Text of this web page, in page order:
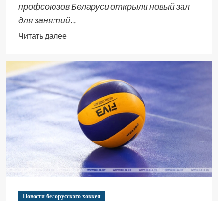
профсоюзов Беларуси открыли новый зал
для занятий...
Читать далее
Новости белорусского хоккея